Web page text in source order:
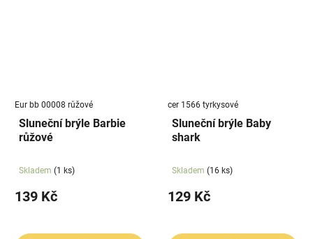
Eur bb 00008 růžové
Sluneční brýle Barbie
růžové
Skladem (1 ks)
139 Kč
cer 1566 tyrkysové
Sluneční brýle Baby
shark
Skladem (16 ks)
129 Kč